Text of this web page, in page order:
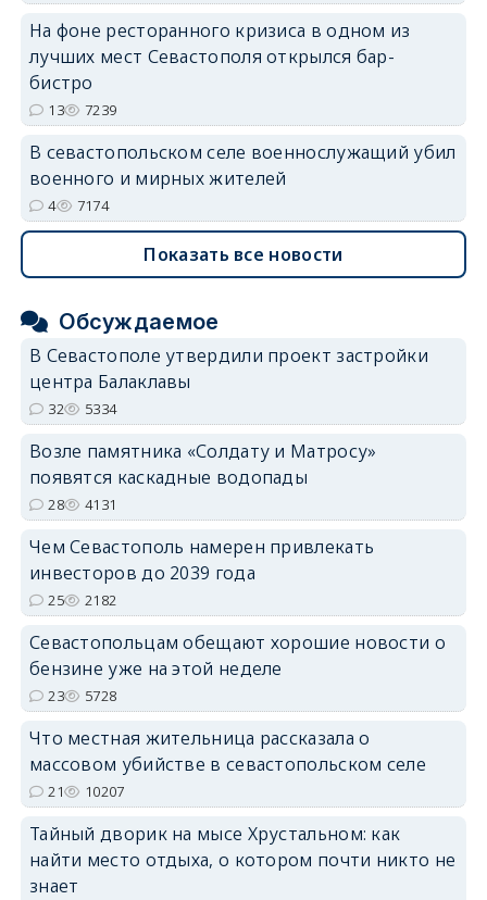
На фоне ресторанного кризиса в одном из
лучших мест Севастополя открылся бар-
бистро
13 7239
В севастопольском селе военнослужащий убил
военного и мирных жителей
4 7174
Показать все новости
Обсуждаемое
В Севастополе утвердили проект застройки
центра Балаклавы
32 5334
Возле памятника «Солдату и Матросу»
появятся каскадные водопады
28 4131
Чем Севастополь намерен привлекать
инвесторов до 2039 года
25 2182
Севастопольцам обещают хорошие новости о
бензине уже на этой неделе
23 5728
Что местная жительница рассказала о
массовом убийстве в севастопольском селе
21 10207
Тайный дворик на мысе Хрустальном: как
найти место отдыха, о котором почти никто не
знает